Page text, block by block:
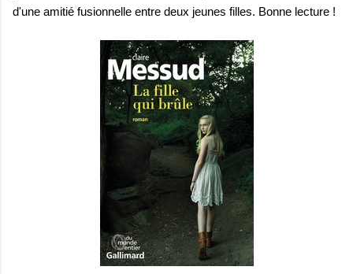
d'une amitié fusionnelle entre deux jeunes filles. Bonne lecture !